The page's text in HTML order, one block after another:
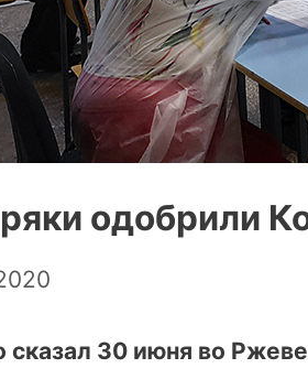
одобрили
сказал 30 июня во